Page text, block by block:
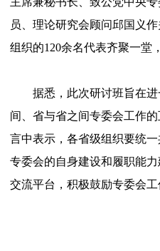
员、理论研究会顾问邱国义
组织的120余名代表齐聚一堂
据悉，此次研讨班旨在
间、省与省之间专委会工作
言中表示，各省级组织要统
专委会的自身建设和履职能
交流平台，积极鼓励专委会